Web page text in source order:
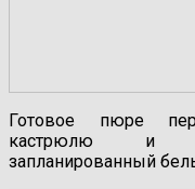
Готовое пюре
кастрюлю и
запланированный